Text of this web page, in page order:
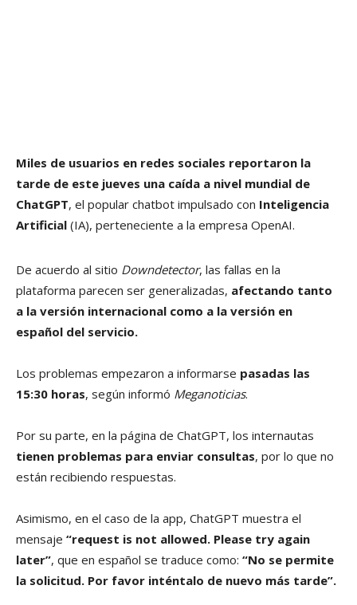
Miles de usuarios en redes sociales reportaron la
tarde de este jueves una caída a nivel mundial de
ChatGPT, el popular chatbot impulsado con Inteligencia
Artificial (IA), perteneciente a la empresa OpenAI.
De acuerdo al sitio Downdetector, las fallas en la
plataforma parecen ser generalizadas, afectando tanto
a la versión internacional como a la versión en
español del servicio.
Los problemas empezaron a informarse pasadas las
15:30 horas, según informó Meganoticias.
Por su parte, en la página de ChatGPT, los internautas
tienen problemas para enviar consultas, por lo que no
están recibiendo respuestas.
Asimismo, en el caso de la app, ChatGPT muestra el
mensaje “request is not allowed. Please try again
later”, que en español se traduce como: “No se permite
la solicitud. Por favor inténtalo de nuevo más tarde”.